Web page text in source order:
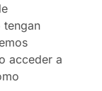
tengan
acceder a